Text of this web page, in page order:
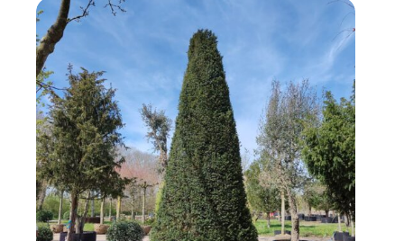
Deze
optie
kan
gekozen
worden
op
de
productpagina